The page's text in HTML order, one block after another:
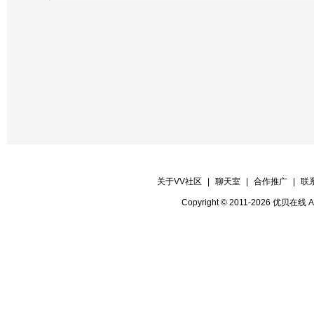
关于VV社区 聊天室 合作推广 联
Copyright © 2011-2026 优贝在线